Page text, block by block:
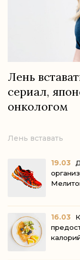
Лень
сериал,
онкологом
Лень вставать
19.03
16.03